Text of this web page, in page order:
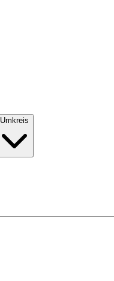
Umkreis